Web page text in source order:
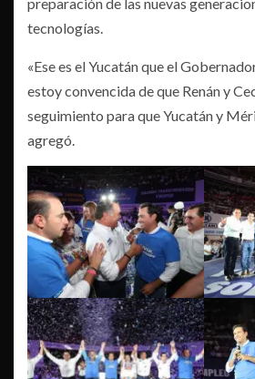
tecnologías.
«Ese es el Yucatán que el
estoy convencida de que Renán y
seguimiento para que Yucatán y
agregó.